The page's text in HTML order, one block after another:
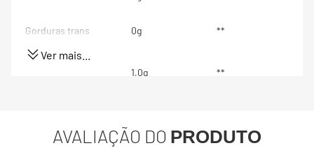
Gorduras trans 0g **
1,0g **
insaturadas
Ver mais...
AVALIAÇÃO DO PRODUTO